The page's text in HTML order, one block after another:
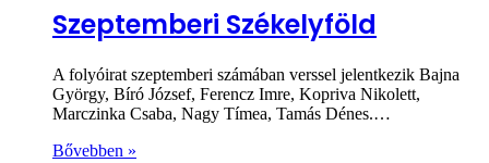
Szeptemberi Székelyföld
A folyóirat szeptemberi számában verssel jelentkezik Bajna
György, Bíró József, Ferencz Imre, Kopriva Nikolett,
Marczinka Csaba, Nagy Tímea, Tamás Dénes.…
Bővebben »